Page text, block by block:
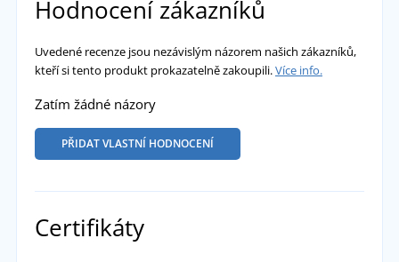
Hodnocení zákazníků
Uvedené recenze jsou nezávislým názorem našich zákazníků,
kteří si tento produkt prokazatelně zakoupili.Více info.
Zatím žádné názory
PŘIDAT VLASTNÍ HODNOCENÍ
Certifikáty